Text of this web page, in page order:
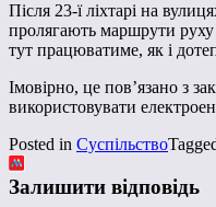
Після 23-ї ліхтарі на
пролягають маршрути руху
тут працюватиме, як і
Імовірно, це пов’язано з
використовувати
Posted in Суспільство
Залишити відповідь